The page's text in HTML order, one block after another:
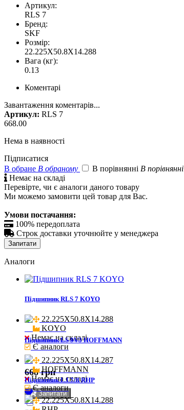
Артикул:
RLS 7
Бренд:
SKF
Розмір:
22.225X50.8X14.288
Вага (кг):
0.13
Коментарі
Завантаження коментарів...
Артикул: RLS 7
668.00
Нема в наявності
Підписатися
В обране В обраному В порівнянні В порівнянні
 Немає на складі
Перевірте, чи є аналоги даного товару
Ми можемо замовити цей товар для Вас.
Умови постачання:
 100% передоплата
 Строк доставки уточнюйте у менеджера
Запитати
Аналоги
Підшипник RLS 7 KOYO
22.225X50.8X14.288
KOYO
Немає на складі
Є аналоги
668 грн
Запитати
Підшипник LS 9V3 HOFFMANN
22.225X50.8X14.287
HOFFMANN
Немає на складі
Є аналоги
Підшипник LJ 7/8 RHP
22.225X50.8X14.288